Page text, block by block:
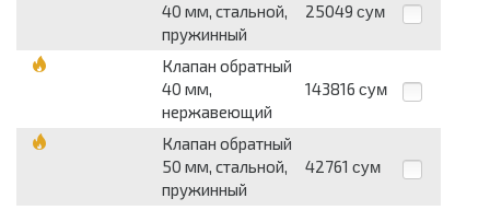
40 мм, стальной,
пружинный
25049 сум
Клапан обратный
40 мм,
нержавеющий
143816 сум
Клапан обратный
50 мм, стальной,
пружинный
42761 сум